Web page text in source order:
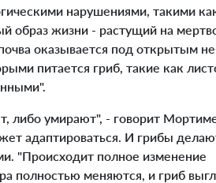
нарушениями, такими
образ жизни - растущий на
оказывается под открытым
питается гриб, такие как
либо умирают", - говорит
адаптироваться. И грибы
"Происходит полное изменение
полностью меняются, и гриб